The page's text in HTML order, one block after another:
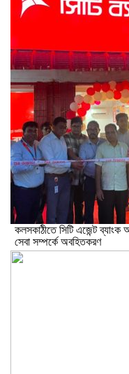
কলসকাঠীতে সিটি এজেন্ট
সেবা সম্পর্কে অবহিতকরণ